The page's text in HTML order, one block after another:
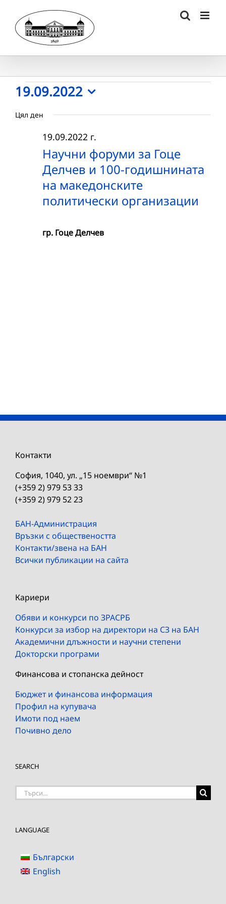
content
Събития
for
19.09.2022
19.09.2022
date.
Цял ден
Научни форуми за Гоце
Делчев и 100-годишнината
на македонските
политически организации
19.09.2022 г.
гр. Гоце Делчев
Контакти
София, 1040, ул. „15 ноември“ №1
(+359 2) 979 53 33
(+359 2) 979 52 23
БАН-Администрация
Връзки с обществеността
Контакти/звена на БАН
Всички публикации на сайта
Кариери
Обяви и конкурси по ЗРАСРБ
Конкурси за избор на директори на СЗ на БАН
Академични длъжности и научни степени
Докторски програми
Финансова и стопанска дейност
Бюджет и финансова информация
Профил на купувача
Имоти под наем
Почивно дело
SEARCH
Търсене
LANGUAGE
Български
English